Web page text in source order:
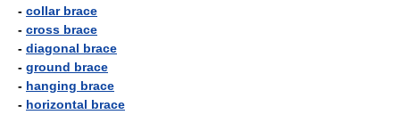
- collar brace
- cross brace
- diagonal brace
- ground brace
- hanging brace
- horizontal brace